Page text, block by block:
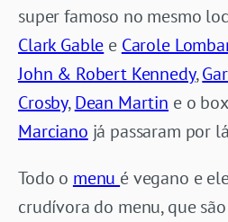
super famoso no mesmo
Clark Gable e Carole
John & Robert Kennedy,
Crosby,Dean Martin e o
Marciano já passaram por
Todo o menu é vegano e
crudívora do menu, que